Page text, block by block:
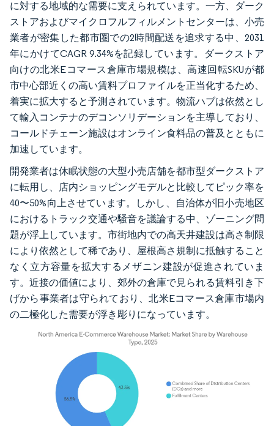
に対する地域的な需要に支えられています。一方、ダーク
ストアおよびマイクロフルフィルメントセンターは、小売
業者が密集した都市圏での2時間配送を追求する中、2031
年にかけてCAGR 9.34%を記録しています。ダークストア
向けの北米Eコマース倉庫市場規模は、高速回転SKUが都
市中心部近くの高い賃料プロファイルを正当化するため、
着実に拡大すると予測されています。物流ハブは依然とし
て輸入コンテナのデコンソリデーションを主導しており、
コールドチェーン施設はオンライン食料品の普及とともに
加速しています。
開発業者は休眠状態の大型小売店舗を都市型ダークストア
に転用し、店内ショッピングモデルと比較してピック率を
40〜50%向上させています。しかし、自治体が旧小売地区
におけるトラック交通や騒音を議論する中、ゾーニング問
題が浮上しています。市街地内での高天井建設は高さ制限
により依然として稀であり、屋根高さ規制に抵触すること
なく立方容量を拡大するメザニン建設が促進されていま
す。近接の価値により、郊外の倉庫で見られる賃料引き下
げから事業者は守られており、北米Eコマース倉庫市場内
の二極化した需要が浮き彫りになっています。